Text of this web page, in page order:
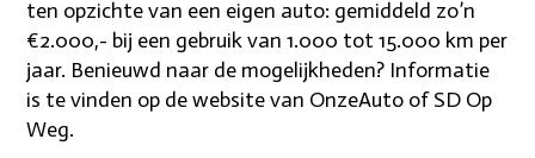
ten opzichte van een eigen auto: gemiddeld zo’n
€2.000,- bij een gebruik van 1.000 tot 15.000 km per
jaar. Benieuwd naar de mogelijkheden? Informatie
is te vinden op de website van OnzeAuto of SD Op
Weg.